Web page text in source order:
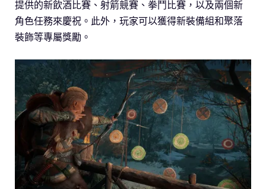
提供的新飲酒比賽、射箭競賽、拳鬥比賽，以及兩個新
角色任務來慶祝。此外，玩家可以獲得新裝備組和聚落
裝飾等專屬獎勵。